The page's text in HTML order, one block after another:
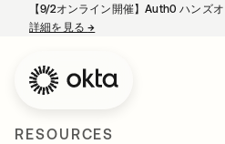
【9/2オンライン開催】Auth0 ハンズ
詳細を見る→
RESOURCES